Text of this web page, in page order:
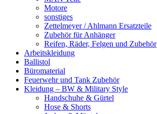
Motore
sonstiges
Zettelmeyer / Ahlmann Ersatzteile
Zubehör für Anhänger
Reifen, Räder, Felgen und Zubehör
Arbeitskleidung
Ballistol
Büromaterial
Feuerwehr und Tank Zubehör
Kleidung – BW & Military Style
Handschuhe & Gürtel
Hose & Shorts